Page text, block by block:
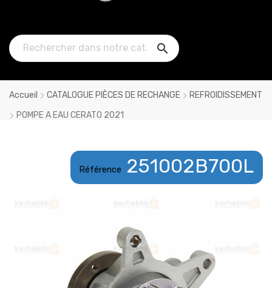
250DT D'ACHATS

Accueil CATALOGUE PIÈCES DE RECHANGE
REFROIDISSEMENT
POMPE A EAU CERATO 2021
Référence 251002B700L